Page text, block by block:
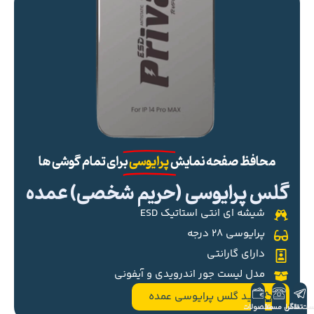
محافظ صفحه نمایشپرایوسیبرای تمام گوشی ها
گلس پرایوسی (حریم شخصی) عمده
شیشه ای انتی استاتیک ESD
پرایوسی ۲۸ درجه
دارای گارانتی
مدل لیست جور اندرویدی و آیفونی
خرید گلس پرایوسی عمده
تلگرام
تماس مستقیم
محصولات